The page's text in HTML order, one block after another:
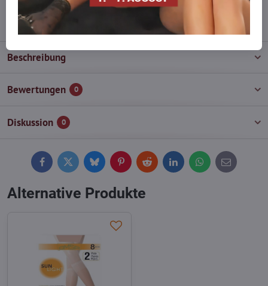
info​@everlady​.eu
Beschreibung
Bewertungen 0
Diskussion 0
FacebookTwitterBlueskyPinterestReddit LinkedInWhatsApp
E-
mail
Alternative Produkte